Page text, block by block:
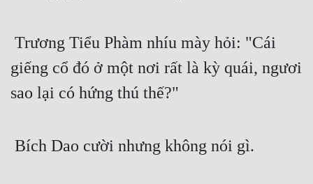
giếng cổ đó ở một nơi rất là kỳ quái, ngươi
sao lại có hứng thú thế?"
Bích Dao cười nhưng không nói gì.